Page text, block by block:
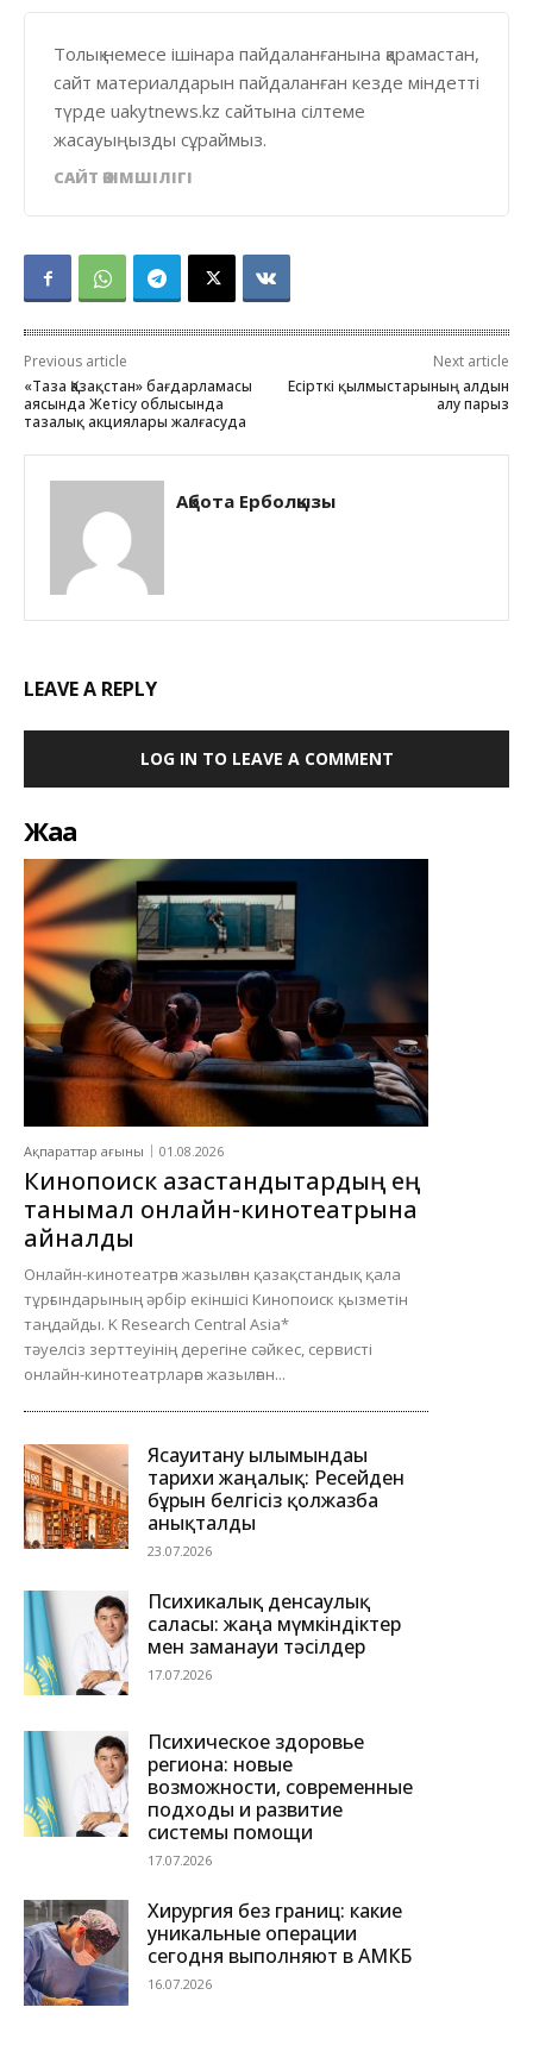
Толық немесе ішінара пайдаланғанына қарамастан,
сайт материалдарын пайдаланған кезде міндетті
түрде uakytnews.kz сайтына сілтеме
жасауыңызды сұраймыз.
САЙТ ӘКІМШІЛІГІ
Previous article
«Таза Қазақстан» бағдарламасы
аясында Жетісу облысында
тазалық акциялары жалғасуда
Next article
Есірткі қылмыстарының алдын
алу парыз
Ақбота Ерболқызы
LEAVE A REPLY
LOG IN TO LEAVE A COMMENT
Жаңа
Ақпараттар ағыны 01.08.2026
Кинопоиск қазақстандықтардың ең
танымал онлайн-кинотеатрына
айналды
Онлайн-кинотеатрға жазылған қазақстандық қала
тұрғындарының әрбір екіншісі Кинопоиск қызметін
таңдайды. K Research Central Asia*
тәуелсіз зерттеуінің дерегіне сәйкес, сервисті
онлайн-кинотеатрларға жазылған...
Ясауитану ғылымындағы
тарихи жаңалық: Ресейден
бұрын белгісіз қолжазба
анықталды
23.07.2026
Психикалық денсаулық
саласы: жаңа мүмкіндіктер
мен заманауи тәсілдер
17.07.2026
Психическое здоровье
региона: новые
возможности, современные
подходы и развитие
системы помощи
17.07.2026
Хирургия без границ: какие
уникальные операции
сегодня выполняют в АМКБ
16.07.2026